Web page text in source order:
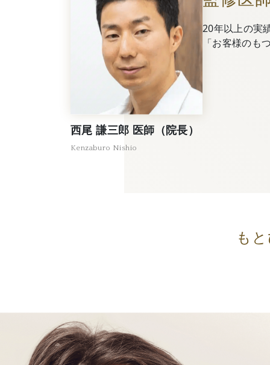
20年以上の実
「お客様のも
西尾 謙三郎 医師（院長）
Kenzaburo Nishio
も